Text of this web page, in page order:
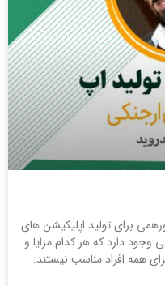
معرفی دورهمی برای تولید اپلیکیشن های
وجود دارد که هر کدام مزایا و
همه افراد مناسب نیستند.